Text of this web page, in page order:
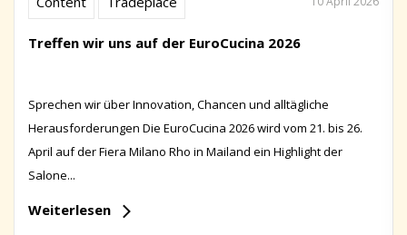
Treffen wir uns auf der EuroCucina 2026
Sprechen wir über Innovation, Chancen und alltägliche
Herausforderungen Die EuroCucina 2026 wird vom 21. bis 26.
April auf der Fiera Milano Rho in Mailand ein Highlight der
Salone...
Weiterlesen